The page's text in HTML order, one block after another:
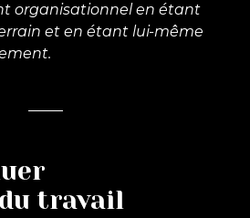
organisationnel en étant
et en étant lui-même
travail